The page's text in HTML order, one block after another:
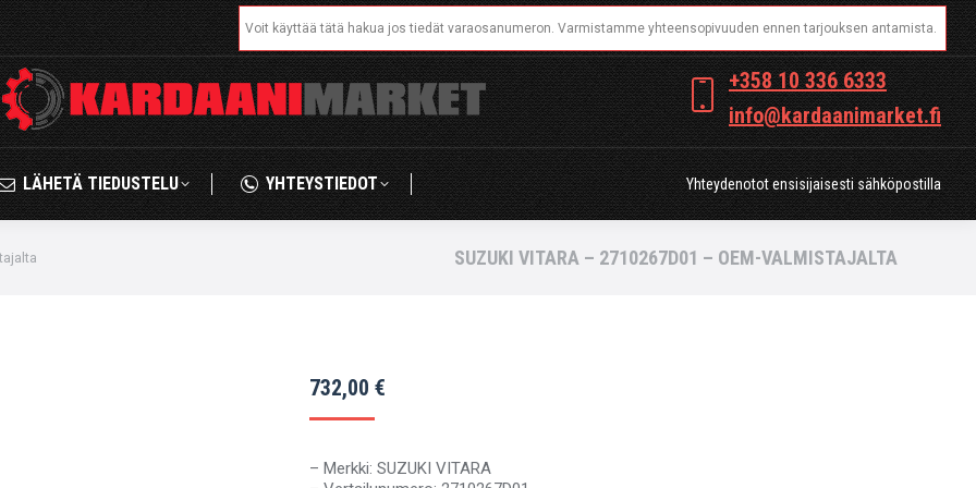
+358 10 336 6333
info@kardaanimarket.fi
LÄHETÄ TIEDUSTELU YHTEYSTIEDOT Yhteydenotot ensisijaisesti sähköpostilla
SUZUKI VITARA – 2710267D01 – OEM-VALMISTAJALTA
732,00 €
– Merkki: SUZUKI VITARA
LÄHETÄ TIEDUSTELU YHTEYSTIEDOT Yhteydenotot ensisijaisesti sähköpostilla